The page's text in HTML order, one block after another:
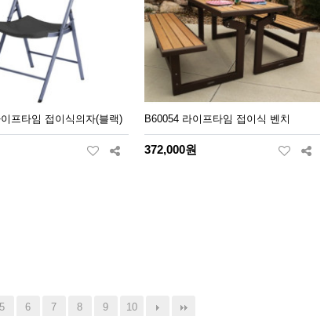
프타임 접이식의자(블랙) B60054 라이프타임 접이식 벤치
372,000원
5 6 7 8 9 10